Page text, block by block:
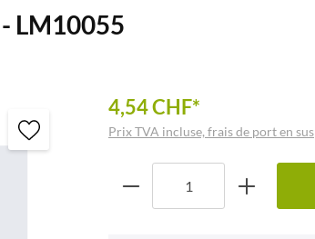
LM10055
4,54 CHF*
Prix TVA incluse, frais de port en sus